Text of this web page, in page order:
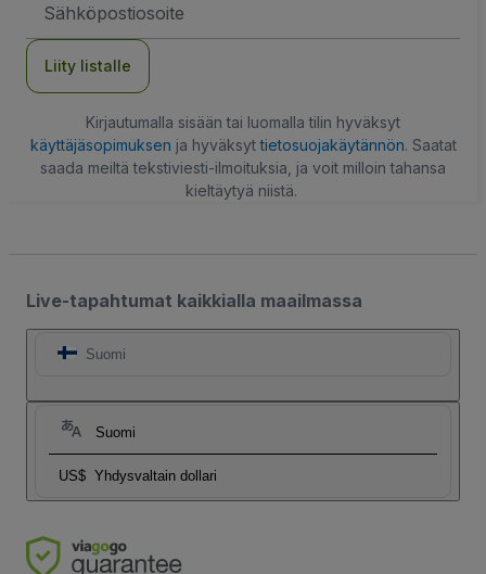
Liity listalle
Kirjautumalla sisään tai luomalla tilin hyväksyt
käyttäjäsopimuksen ja hyväksyttietosuojakäytännön. Saatat
saada meiltä tekstiviesti-ilmoituksia, ja voit milloin tahansa
kieltäytyä niistä.
Live-tapahtumat kaikkialla maailmassa
Suomi
Suomi
US$ Yhdysvaltain dollari